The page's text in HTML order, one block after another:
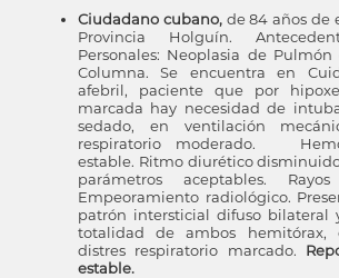
Ciudadano cubano, de 84 años de
Provincia Holguín.
Personales: Neoplasia de Pulmón
Columna. Se encuentra en
afebril, paciente que por
marcada hay necesidad de
sedado, en ventilación
respiratorio moderado.
estable. Ritmo diurético
parámetros aceptables.
Empeoramiento radiológico.
patrón intersticial difuso bilateral
totalidad de ambos hemitórax,
distres respiratorio marcado.
estable.